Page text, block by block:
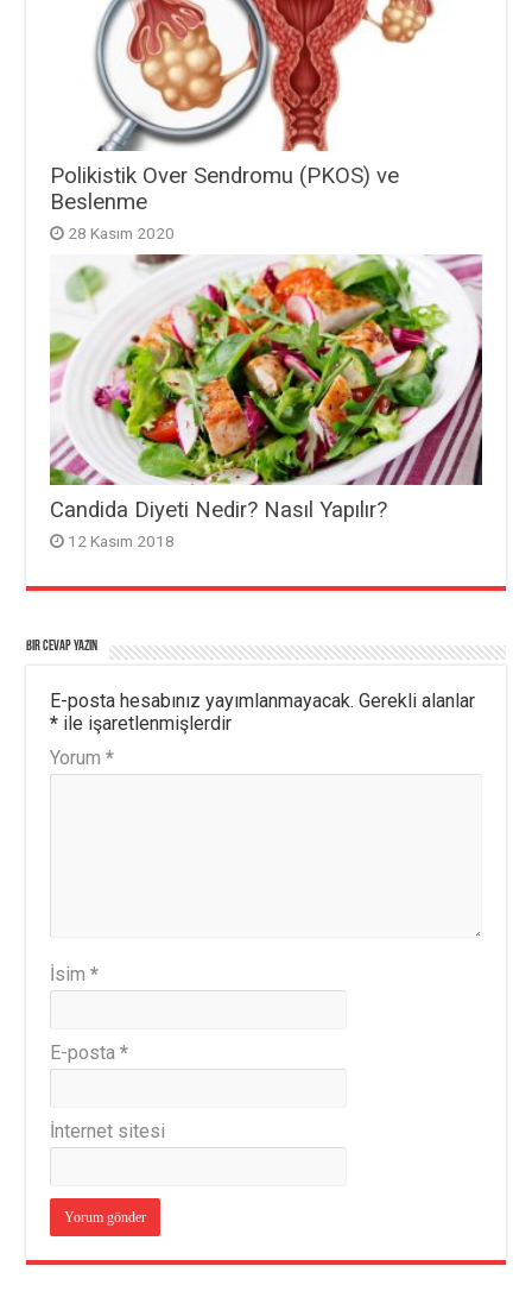
Polikistik Over Sendromu (PKOS) ve
Beslenme
28 Kasım 2020
Candida Diyeti Nedir? Nasıl Yapılır?
12 Kasım 2018
Bir cevap yazın
E-posta hesabınız yayımlanmayacak. Gerekli alanlar
* ile işaretlenmişlerdir
Yorum*
İsim*
E-posta*
İnternet sitesi